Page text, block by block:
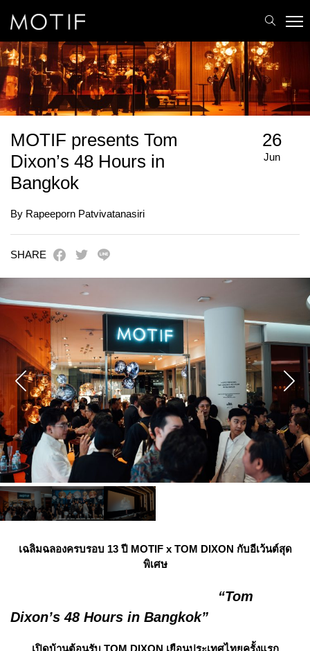
MOTIF presents Tom
Dixon’s 48 Hours in
Bangkok
26
Jun
By Rapeeporn Patvivatanasiri
SHARE
เฉลิมฉลองครบรอบ 13 ปี MOTIF x TOM DIXON กับอีเว้นต์สุด
พิเศษ
“Tom
Dixon’s 48 Hours in Bangkok”
เปิดบ้านต้อนรับ TOM DIXON เยือนประเทศไทยครั้งแรก